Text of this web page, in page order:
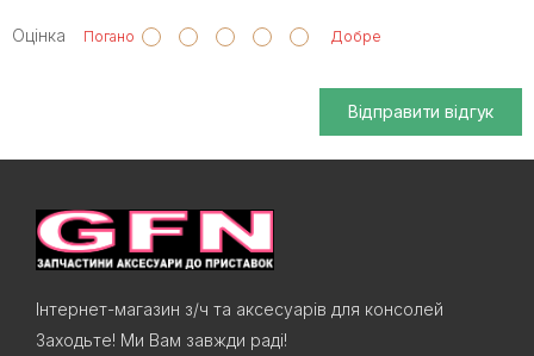
Оцінка Погано Добре
Відправити відгук
Інтернет-магазин з/ч та аксесуарів для консолей
Заходьте! Ми Вам завжди раді!